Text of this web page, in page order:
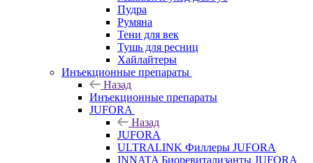
Пудра
Румяна
Тени для век
Тушь для ресниц
Хайлайтеры
Инъекционные препараты
Назад
Инъекционные препараты
JUFORA
Назад
JUFORA
ULTRALINK Филлеры JUFORA
INNATA Биоревитализанты JUFORA